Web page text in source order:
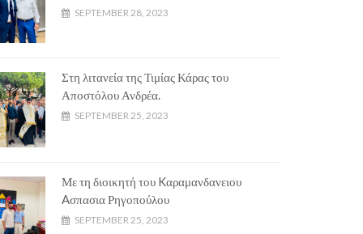
SEPTEMBER 28, 2023
Στη λιτανεία της Τιμίας Κάρας του
Αποστόλου Ανδρέα.
SEPTEMBER 25, 2023
Με τη διοικητή του Kαραμανδανειου
Aσπασια Ρηγοπούλου
SEPTEMBER 25, 2023